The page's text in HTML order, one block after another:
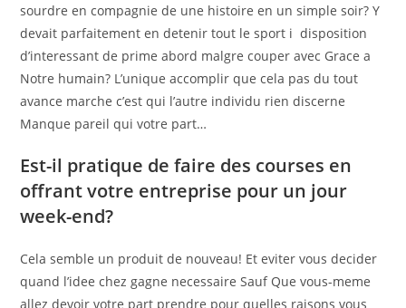
sourdre en compagnie de une histoire en un simple soir? Y
devait parfaitement en detenir tout le sport i disposition
d’interessant de prime abord malgre couper avec Grace a
Notre humain? L’unique accomplir que cela pas du tout
avance marche c’est qui l’autre individu rien discerne
Manque pareil qui votre part…
Est-il pratique de faire des courses en
offrant votre entreprise pour un jour
week-end?
Cela semble un produit de nouveau! Et eviter vous decider
quand l’idee chez gagne necessaire Sauf Que vous-meme
allez devoir votre part prendre pour quelles raisons vous